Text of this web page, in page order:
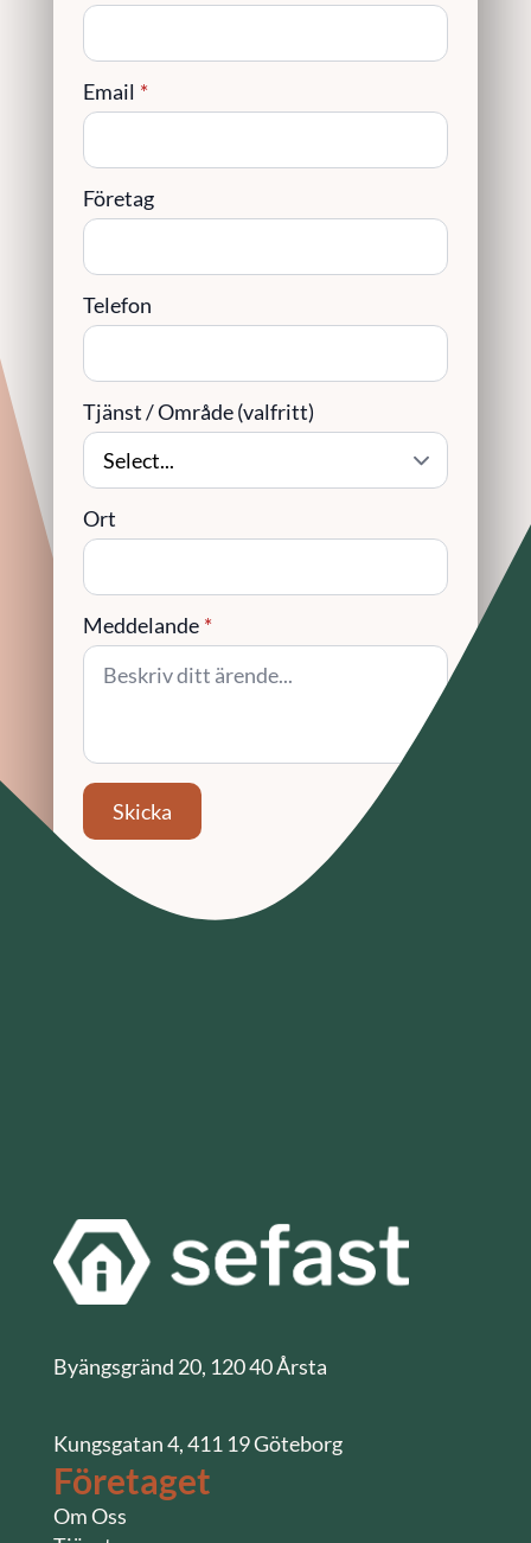
Email *
Företag
Telefon
Tjänst / Område (valfritt)
Ort
Meddelande *
Skicka
Byängsgränd 20, 120 40 Årsta
Kungsgatan 4, 411 19 Göteborg
Företaget
Om Oss